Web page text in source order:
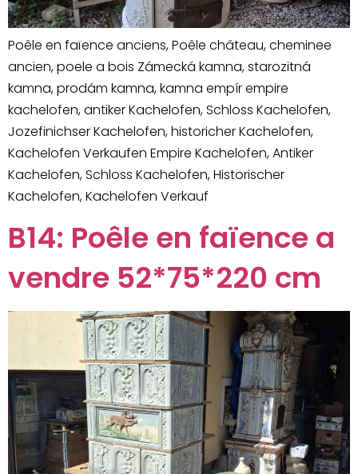
Poêle en faïence anciens, Poêle château, cheminee
ancien, poele a bois Zámecká kamna, starozitná
kamna, prodám kamna, kamna empír empire
kachelofen, antiker Kachelofen, Schloss Kachelofen,
Jozefinichser Kachelofen, historicher Kachelofen,
Kachelofen Verkaufen Empire Kachelofen, Antiker
Kachelofen, Schloss Kachelofen, Historischer
Kachelofen, Kachelofen Verkauf
B14: Poêle en faïence a
vendre 52*75*220 cm